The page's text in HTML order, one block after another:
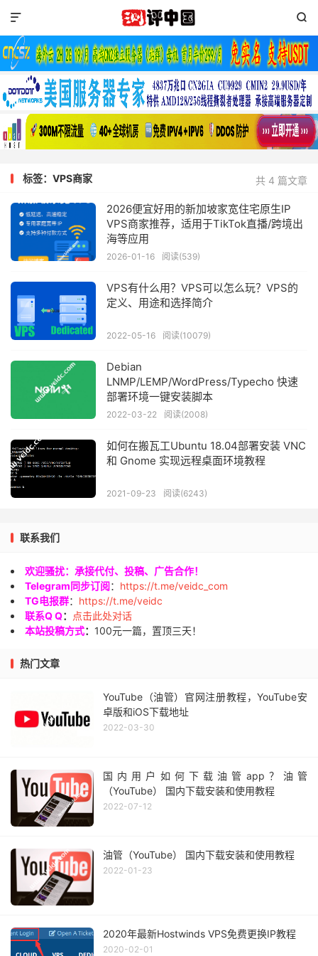


共 4 篇文章
标签：VPS商家
2026便宜好用的新加坡家宽住宅原生IP
VPS商家推荐，适用于TikTok直播/跨境出
海等应用
2026-01-16 阅读(539)
VPS有什么用？VPS可以怎么玩？VPS的
定义、用途和选择简介
2022-05-16 阅读(10079)
Debian
LNMP/LEMP/WordPress/Typecho 快速
部署环境一键安装脚本
2022-03-22 阅读(2008)
如何在搬瓦工Ubuntu 18.04部署安装 VNC
和 Gnome 实现远程桌面环境教程
2021-09-23 阅读(6243)
联系我们
欢迎骚扰：承接代付、投稿、广告合作！
Telegram同步订阅： https://t.me/veidc_com
TG电报群： https://t.me/veidc
联系Q Q：
点击此处对话
本站投稿方式： 100元一篇，置顶三天！
热门文章
YouTube（油管）官网注册教程，YouTube安
卓版和iOS下载地址
2022-03-30
国内用户如何下载油管app？油管
（YouTube） 国内下载安装和使用教程
2022-07-12
油管（YouTube） 国内下载安装和使用教程
2022-01-23
2020年最新Hostwinds VPS免费更换IP教程
2020-02-01